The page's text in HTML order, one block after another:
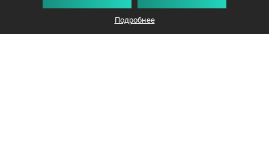
Подробнее